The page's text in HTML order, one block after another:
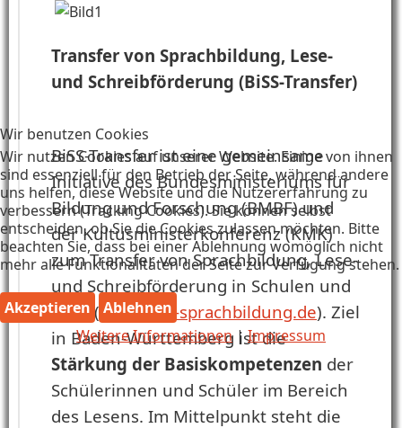
Transfer von Sprachbildung, Lese-
und Schreibförderung (BiSS-Transfer)
BiSS-Transfer ist eine gemeinsame
Initiative des Bundesministeriums für
Bildung und Forschung (BMBF) und
der Kultusministerkonferenz (KMK)
zum Transfer von Sprachbildung, Lese-
und Schreibförderung in Schulen und
Kitas ( www.biss-sprachbildung.de). Ziel
in Baden-Württemberg ist die
Stärkung der Basiskompetenzen der
Schülerinnen und Schüler im Bereich
des Lesens. Im Mittelpunkt steht die
Wir benutzen Cookies
Wir nutzen Cookies auf unserer Website. Einige von ihnen
sind essenziell für den Betrieb der Seite, während andere
uns helfen, diese Website und die Nutzererfahrung zu
verbessern (Tracking Cookies). Sie können selbst
entscheiden, ob Sie die Cookies zulassen möchten. Bitte
beachten Sie, dass bei einer Ablehnung womöglich nicht
mehr alle Funktionalitäten der Seite zur Verfügung stehen.
Akzeptieren
Ablehnen
Weitere Informationen|Impressum